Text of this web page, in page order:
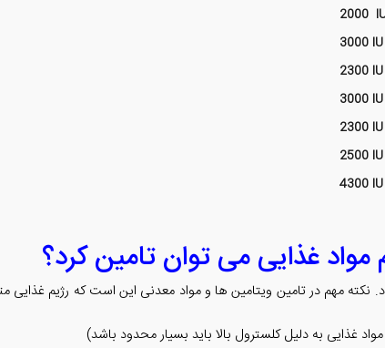
2000
3000 IU
2300 IU
3000 IU
2300 IU
2500 IU
4300 IU
غذایی می توان تامین کرد؟
مهم در تامین ویتامین ها و مواد معدنی این است که رژیم غذایی
غذایی به دلیل کلسترول بالا باید بسیار محدود باشد)